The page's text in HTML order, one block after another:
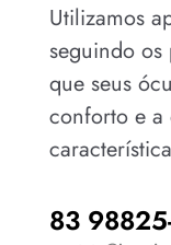
Utilizamos
seguindo
que seus
conforto e a
83